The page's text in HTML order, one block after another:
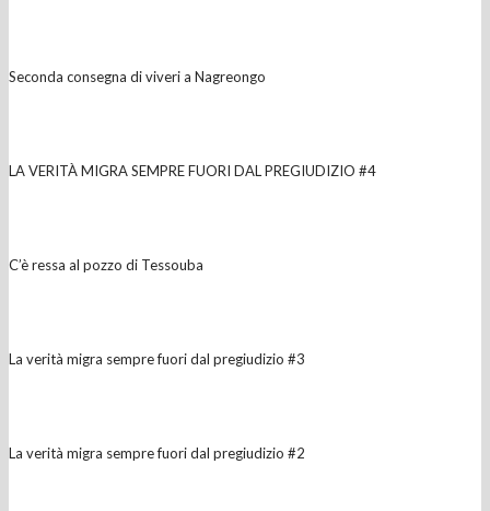
Seconda consegna di viveri a Nagreongo
LA VERITÀ MIGRA SEMPRE FUORI DAL PREGIUDIZIO #4
C’è ressa al pozzo di Tessouba
La verità migra sempre fuori dal pregiudizio #3
La verità migra sempre fuori dal pregiudizio #2